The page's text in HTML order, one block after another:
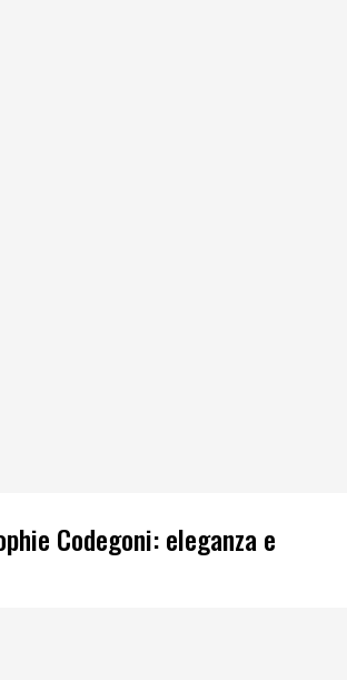
Codegoni: eleganza e